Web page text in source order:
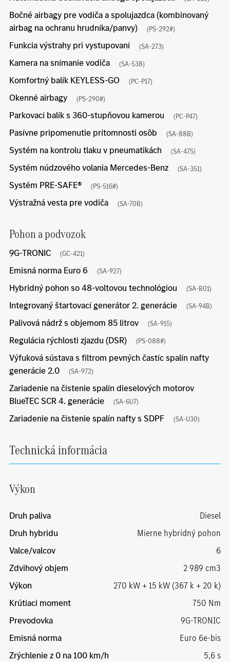
Bočné airbagy pre vodiča a spolujazdca (kombinovaný
airbag na ochranu hrudníka/panvy)
(PS-292#)
Funkcia výstrahy pri vystupovaní (SA-273)
Kamera na snímanie vodiča (SA-538)
Komfortný balík KEYLESS-GO (PC-P17)
Okenné airbagy (PS-290#)
Parkovací balík s 360-stupňovou kamerou (PC-P47)
Pasívne pripomenutie prítomnosti osôb (SA-88B)
Systém na kontrolu tlaku v pneumatikách (SA-475)
Systém núdzového volania Mercedes-Benz (SA-351)
Systém PRE-SAFE® (PS-516#)
Výstražná vesta pre vodiča (SA-70B)
Pohon a podvozok
9G-TRONIC (GC-421)
Emisná norma Euro 6 (SA-927)
Hybridný pohon so 48-voltovou technológiou (SA-B01)
Integrovaný štartovací generátor 2. generácie (SA-94B)
Palivová nádrž s objemom 85 litrov (SA-915)
Regulácia rýchlosti zjazdu (DSR) (PS-088#)
Výfuková sústava s filtrom pevných častíc spalín nafty
generácie 2.0
(SA-972)
Zariadenie na čistenie spalín dieselových motorov
BlueTEC SCR 4. generácie
(SA-6U7)
Zariadenie na čistenie spalín nafty s SDPF (SA-U30)
Technická informácia
Výkon
Druh paliva
Diesel
Druh hybridu
Mierne hybridný pohon
Valce/valcov
6
Zdvihový objem
2 989 cm3
Výkon
270 kW + 15 kW (367 k + 20 k)
Krútiaci moment
750 Nm
Prevodovka
9G-TRONIC
Emisná norma
Euro 6e-bis
Zrýchlenie z 0 na 100 km/h
5,6 s